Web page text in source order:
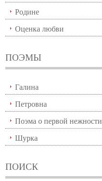
Родине
Оценка любви
ПОЭМЫ
Галина
Петровна
Поэма о первой нежности
Шурка
ПОИСК